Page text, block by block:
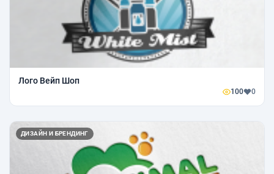
Лого Вейп Шоп
100 0
ДИЗАЙН И БРЕНДИНГ